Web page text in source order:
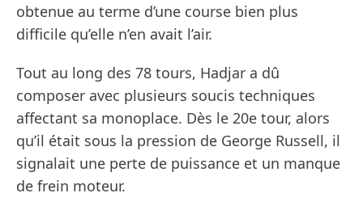
obtenue au terme d’une course bien plus
difficile qu’elle n’en avait l’air.
Tout au long des 78 tours, Hadjar a dû
composer avec plusieurs soucis techniques
affectant sa monoplace. Dès le 20e tour, alors
qu’il était sous la pression de George Russell, il
signalait une perte de puissance et un manque
de frein moteur.